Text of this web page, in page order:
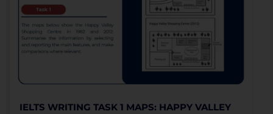
IELTS WRITING TASK 1 MAPS: HAPPY VALLEY